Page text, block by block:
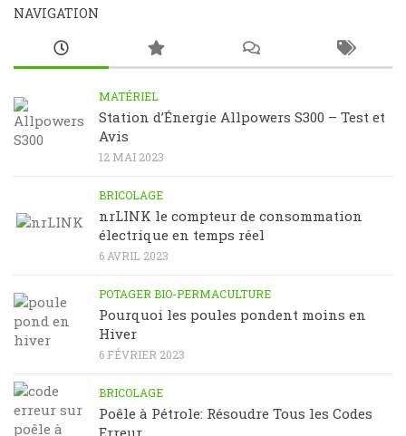
NAVIGATION
MATÉRIEL
Station d’Énergie Allpowers S300 – Test et
Avis
12 MAI 2023
BRICOLAGE
nrLINK le compteur de consommation
électrique en temps réel
6 AVRIL 2023
POTAGER BIO-PERMACULTURE
Pourquoi les poules pondent moins en
Hiver
6 FÉVRIER 2023
BRICOLAGE
Poêle à Pétrole: Résoudre Tous les Codes